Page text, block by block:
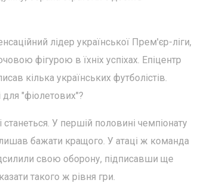
лідер української Прем'єр-ліги,
фігурою в їхніх успіхах. Епіцентр
кілька українських футболістів.
"фіолетових"?
У першій половині чемпіонату
бажати кращого. У атаці ж команда
свою оборону, підписавши ще
такого ж рівня гри.